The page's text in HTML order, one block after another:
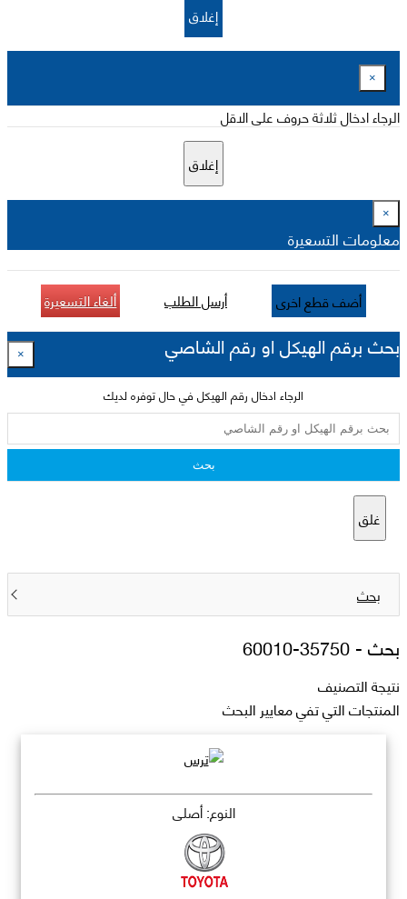
إغلاق
×
الرجاء ادخال ثلاثة حروف على الاقل
إغلاق
×
معلومات التسعيرة
أضف قطع اخرى أرسل الطلب ألغاء التسعيرة
بحث برقم الهيكل او رقم الشاصي ×
الرجاء ادخال رقم الهيكل في حال توفره لديك
بحث
غلق
بحث
بحث -35750-60010
نتيجة التصنيف
المنتجات التي تفي معايير البحث
النوع: أصلي